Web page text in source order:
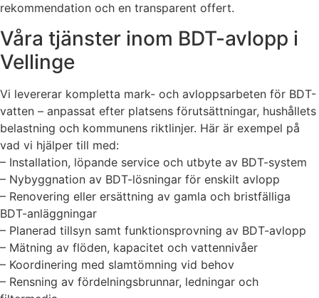
rekommendation och en transparent offert.
Våra tjänster inom BDT-avlopp i
Vellinge
Vi levererar kompletta mark- och avloppsarbeten för BDT-
vatten – anpassat efter platsens förutsättningar, hushållets
belastning och kommunens riktlinjer. Här är exempel på
vad vi hjälper till med:
– Installation, löpande service och utbyte av BDT-system
– Nybyggnation av BDT-lösningar för enskilt avlopp
– Renovering eller ersättning av gamla och bristfälliga
BDT-anläggningar
– Planerad tillsyn samt funktionsprovning av BDT-avlopp
– Mätning av flöden, kapacitet och vattennivåer
– Koordinering med slamtömning vid behov
– Rensning av fördelningsbrunnar, ledningar och